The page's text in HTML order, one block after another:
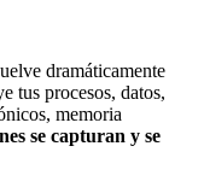
dramáticamente
tus procesos, datos,
memoria
se capturan y se